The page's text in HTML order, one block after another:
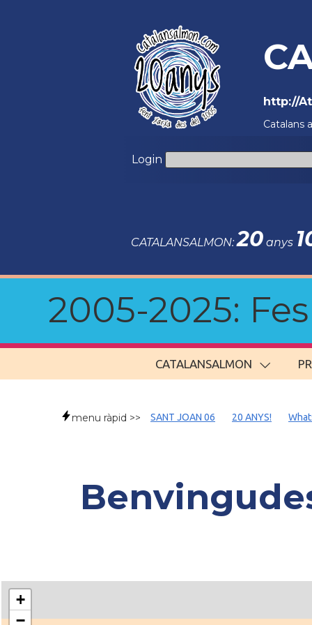
http://
Catalans
Login
CATALANSALMON:20 anys
2005-2025:
CATALANSALMON
menu ràpid >> SANT JOAN 06 20 ANYS!
+
−